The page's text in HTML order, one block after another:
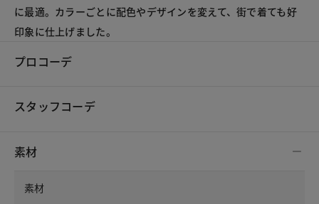
に最適。カラーごとに配色やデザインを変えて、街で着ても好
印象に仕上げました。
プロコーデ
スタッフコーデ
素材
素材